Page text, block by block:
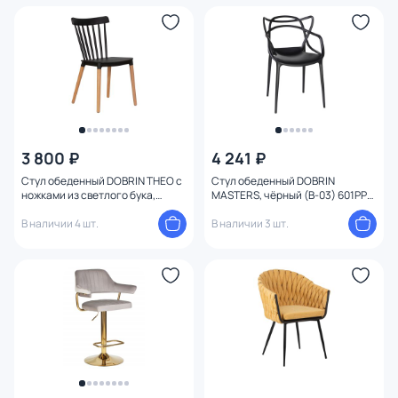
3 800 ₽
Стул обеденный DOBRIN THEO с
ножками из светлого бука,
черный BD-1935329 BD-1935329
В наличии 4 шт.
4 241 ₽
Стул обеденный DOBRIN
MASTERS, чёрный (B-03) 601PP-
В наличии 3 шт.